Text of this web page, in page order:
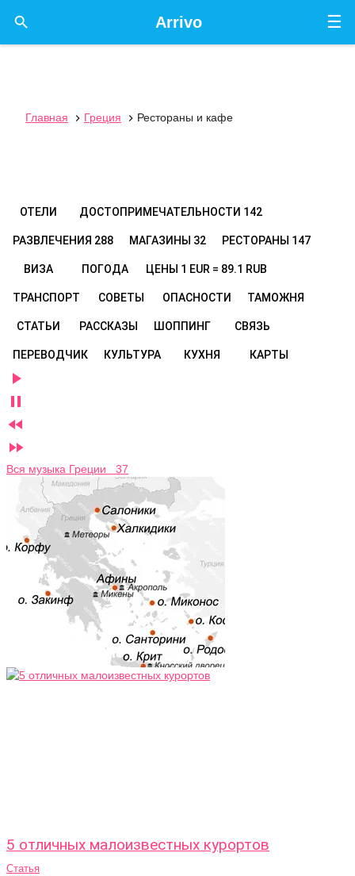
☰
Arrivo

Главная  Греция  Рестораны и кафе
ОТЕЛИ ДОСТОПРИМЕЧАТЕЛЬНОСТИ 142
РАЗВЛЕЧЕНИЯ 288 МАГАЗИНЫ 32 РЕСТОРАНЫ 147
ВИЗА ПОГОДА ЦЕНЫ 1 EUR = 89.1 RUB
ТРАНСПОРТ СОВЕТЫ ОПАСНОСТИ ТАМОЖНЯ
СТАТЬИ РАССКАЗЫ ШОППИНГ СВЯЗЬ
ПЕРЕВОДЧИК КУЛЬТУРА КУХНЯ КАРТЫ




Вся музыка Греции 37
5 отличных малоизвестных курортов
Статья